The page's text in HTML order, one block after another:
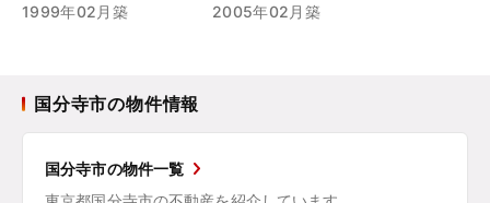
1999年02月築
2005年02月築
国分寺市の物件情報
国分寺市の物件一覧